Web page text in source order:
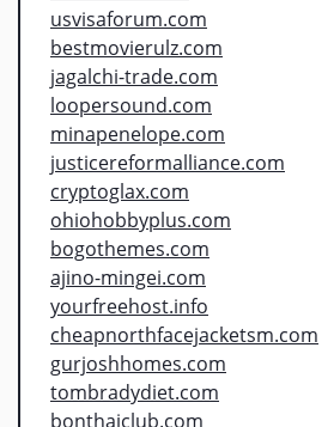
usvisaforum.com
bestmovierulz.com
jagalchi-trade.com
loopersound.com
minapenelope.com
justicereformalliance.com
cryptoglax.com
ohiohobbyplus.com
bogothemes.com
ajino-mingei.com
yourfreehost.info
cheapnorthfacejacketsm.com
gurjoshhomes.com
tombradydiet.com
bonthaiclub.com